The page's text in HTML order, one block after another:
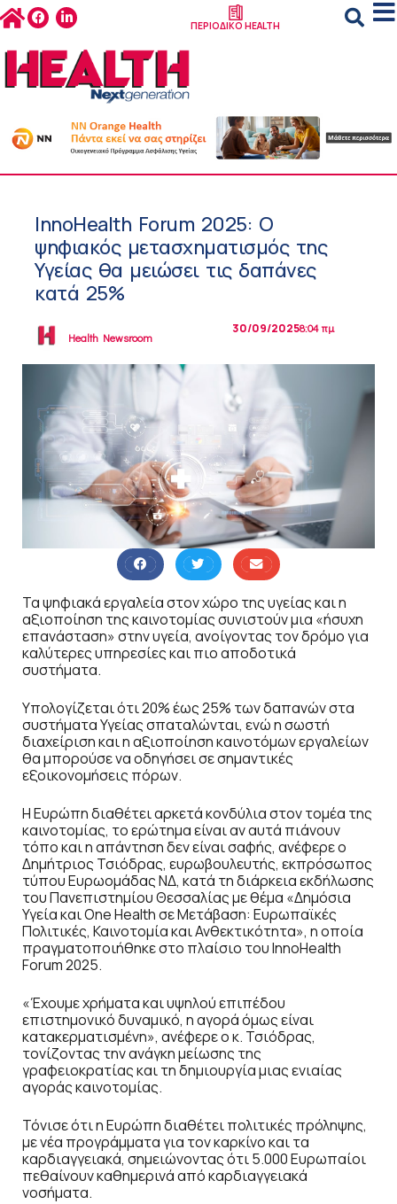
ΠΕΡΙΟΔΙΚΟ HEALTH
InnoHealth Forum 2025: Ο
ψηφιακός μετασχηματισμός της
Υγείας θα μειώσει τις δαπάνες
κατά 25%
Health Newsroom
30/09/20258:04 πμ
Τα ψηφιακά εργαλεία στον χώρο της υγείας και η
αξιοποίηση της καινοτομίας συνιστούν μια «ήσυχη
επανάσταση» στην υγεία, ανοίγοντας τον δρόμο για
καλύτερες υπηρεσίες και πιο αποδοτικά
συστήματα.
Υπολογίζεται ότι 20% έως 25% των δαπανών στα
συστήματα Υγείας σπαταλώνται, ενώ η σωστή
διαχείριση και η αξιοποίηση καινοτόμων εργαλείων
θα μπορούσε να οδηγήσει σε σημαντικές
εξοικονομήσεις πόρων.
Η Ευρώπη διαθέτει αρκετά κονδύλια στον τομέα της
καινοτομίας, το ερώτημα είναι αν αυτά πιάνουν
τόπο και η απάντηση δεν είναι σαφής, ανέφερε ο
Δημήτριος Τσιόδρας, ευρωβουλευτής, εκπρόσωπος
τύπου Ευρωομάδας ΝΔ, κατά τη διάρκεια εκδήλωσης
του Πανεπιστημίου Θεσσαλίας με θέμα «Δημόσια
Υγεία και One Health σε Μετάβαση: Ευρωπαϊκές
Πολιτικές, Καινοτομία και Ανθεκτικότητα», η οποία
πραγματοποιήθηκε στο πλαίσιο του InnoHealth
Forum 2025.
«Έχουμε χρήματα και υψηλού επιπέδου
επιστημονικό δυναμικό, η αγορά όμως είναι
κατακερματισμένη», ανέφερε ο κ. Τσιόδρας,
τονίζοντας την ανάγκη μείωσης της
γραφειοκρατίας και τη δημιουργία μιας ενιαίας
αγοράς καινοτομίας.
Τόνισε ότι η Ευρώπη διαθέτει πολιτικές πρόληψης,
με νέα προγράμματα για τον καρκίνο και τα
καρδιαγγειακά, σημειώνοντας ότι 5.000 Ευρωπαίοι
πεθαίνουν καθημερινά από καρδιαγγειακά
νοσήματα.